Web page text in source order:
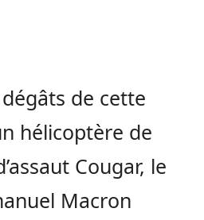
de cette
hélicoptère de
Cougar, le
Macron